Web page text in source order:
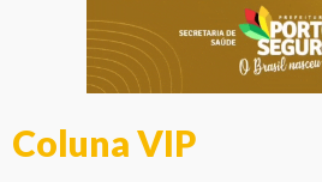
Coluna VIP